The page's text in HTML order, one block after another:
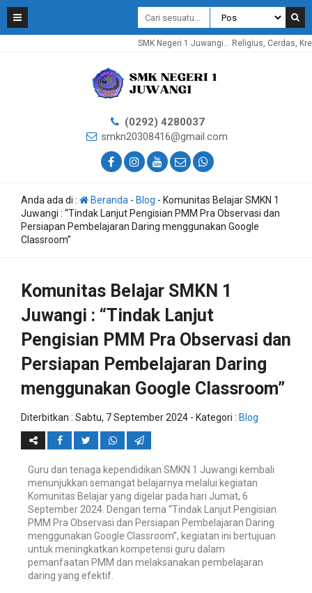
SMK Negeri 1 Juwangi... Religius, Cerdas,
(0292) 4280037
smkn20308416@gmail.com
Anda ada di : Beranda - Blog - Komunitas Belajar SMKN 1
Juwangi : “Tindak Lanjut Pengisian PMM Pra Observasi dan
Persiapan Pembelajaran Daring menggunakan Google
Classroom”
Komunitas Belajar SMKN 1
Juwangi : “Tindak Lanjut
Pengisian PMM Pra Observasi dan
Persiapan Pembelajaran Daring
menggunakan Google Classroom”
Diterbitkan : Sabtu, 7 September 2024 - Kategori : Blog
Guru dan tenaga kependidikan SMKN 1 Juwangi kembali
menunjukkan semangat belajarnya melalui kegiatan
Komunitas Belajar yang digelar pada hari Jumat, 6
September 2024. Dengan tema “Tindak Lanjut Pengisian
PMM Pra Observasi dan Persiapan Pembelajaran Daring
menggunakan Google Classroom”, kegiatan ini bertujuan
untuk meningkatkan kompetensi guru dalam
pemanfaatan PMM dan melaksanakan pembelajaran
daring yang efektif.